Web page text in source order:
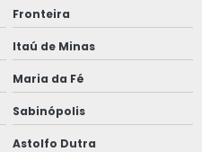
de alimentos com base
norma GMP+ 2020
versão 6.0 da norma
Fronteira
Itaú de Minas
Maria da Fé
Sabinópolis
Astolfo Dutra